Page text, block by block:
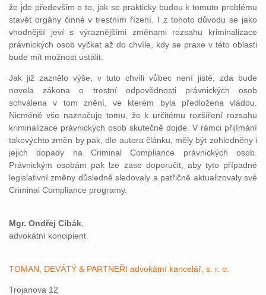
že jde především o to, jak se prakticky budou k tomuto problému
stavět orgány činné v trestním řízení. I z tohoto důvodu se jako
vhodnější jeví s výraznějšími změnami rozsahu kriminalizace
právnických osob vyčkat až do chvíle, kdy se praxe v této oblasti
bude mít možnost ustálit.
Jak již zaznělo výše, v tuto chvíli vůbec není jisté, zda bude
novela zákona o trestní odpovědnosti právnických osob
schválena v tom znění, ve kterém byla předložena vládou.
Nicméně vše naznačuje tomu, že k určitému rozšíření rozsahu
kriminalizace právnických osob skutečně dojde. V rámci přijímání
takovýchto změn by pak, dle autora článku, měly být zohledněny i
jejich dopady na Criminal Compliance právnických osob.
Právnickým osobám pak lze zase doporučit, aby tyto případné
legislativní změny důsledně sledovaly a patřičně aktualizovaly své
Criminal Compliance programy.
Mgr. Ondřej Cibák
advokátní koncipient
TOMAN, DEVÁTÝ & PARTNEŘI advokátní kancelář, s. r. o.
Trojanova 12